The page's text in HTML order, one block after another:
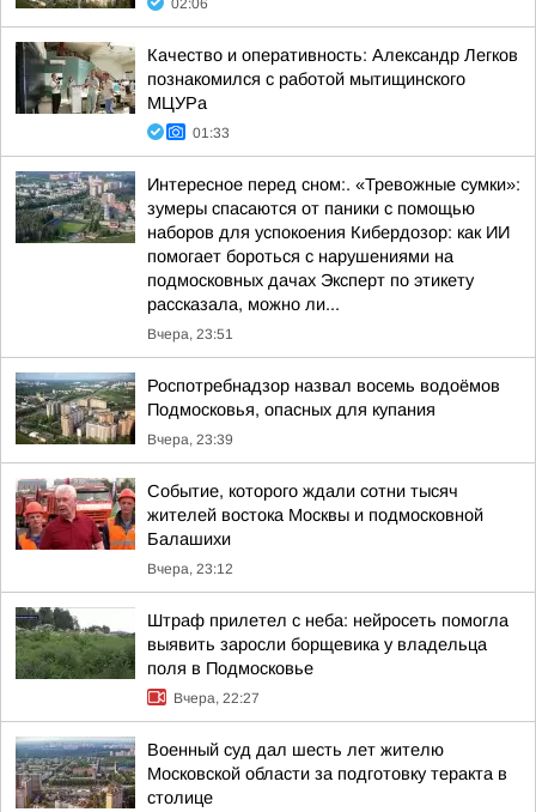
02:06
Качество и оперативность: Александр Легков
познакомился с работой мытищинского
МЦУРа
01:33
Интересное перед сном:. «Тревожные сумки»:
зумеры спасаются от паники с помощью
наборов для успокоения Кибердозор: как ИИ
помогает бороться с нарушениями на
подмосковных дачах Эксперт по этикету
рассказала, можно ли...
Вчера, 23:51
Роспотребнадзор назвал восемь водоёмов
Подмосковья, опасных для купания
Вчера, 23:39
Событие, которого ждали сотни тысяч
жителей востока Москвы и подмосковной
Балашихи
Вчера, 23:12
Штраф прилетел с неба: нейросеть помогла
выявить заросли борщевика у владельца
поля в Подмосковье
Вчера, 22:27
Военный суд дал шесть лет жителю
Московской области за подготовку теракта в
столице